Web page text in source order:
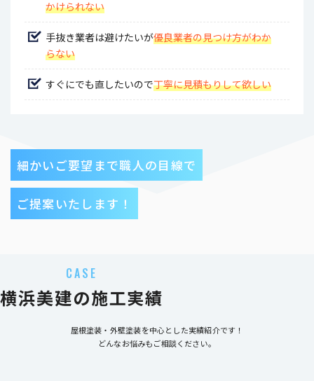
かけられない
手抜き業者は避けたいが優良業者の見つけ方がわか
らない
すぐにでも直したいので丁寧に見積もりして欲しい
細かいご要望まで職人の目線で
ご提案いたします！
CASE
横浜美建の施工実績
屋根塗装・外壁塗装を中心とした実績紹介です！
どんなお悩みもご相談ください。